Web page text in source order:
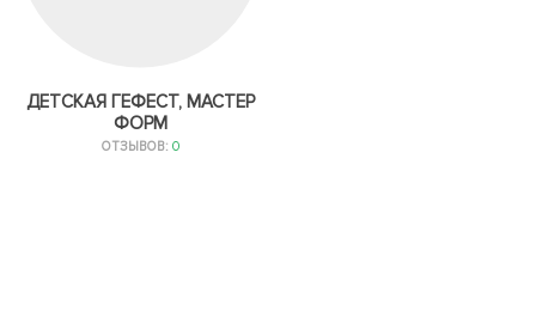
ДЕТСКАЯ ГЕФЕСТ, МАСТЕР
ФОРМ
ОТЗЫВОВ: 0